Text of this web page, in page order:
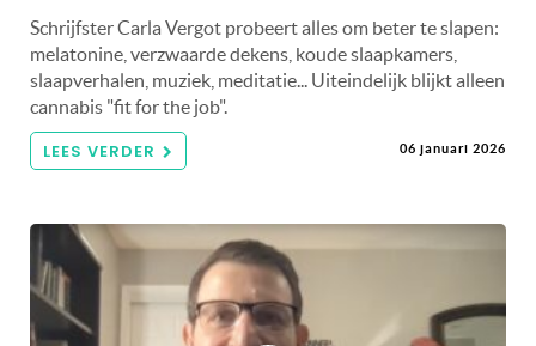
Schrijfster Carla Vergot probeert alles om beter te slapen:
melatonine, verzwaarde dekens, koude slaapkamers,
slaapverhalen, muziek, meditatie... Uiteindelijk blijkt alleen
cannabis "fit for the job".
LEES VERDER 06 januari 2026